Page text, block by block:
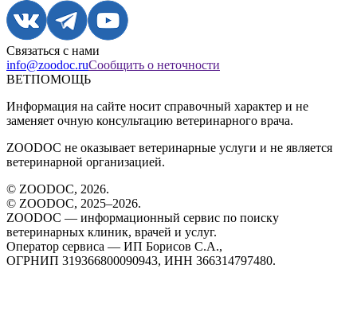
Связаться с нами
info@zoodoc.ruСообщить о неточности
ВЕТПОМОЩЬ
Информация на сайте носит справочный характер и не
заменяет очную консультацию ветеринарного врача.
ZOODOC не оказывает ветеринарные услуги и не является
ветеринарной организацией.
© ZOODOC, 2026.
© ZOODOC, 2025–2026.
ZOODOC — информационный сервис по поиску
ветеринарных клиник, врачей и услуг.
Оператор сервиса — ИП Борисов С.А.,
ОГРНИП 319366800090943, ИНН 366314797480.